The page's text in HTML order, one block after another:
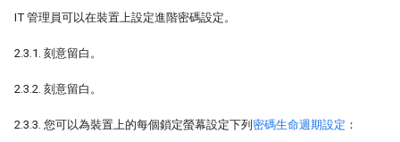
IT 管理員可以在裝置上設定進階密碼設定。
2.3.1. 刻意留白。
2.3.2. 刻意留白。
2.3.3. 您可以為裝置上的每個鎖定螢幕設定下列 密碼生命週期設定 ：